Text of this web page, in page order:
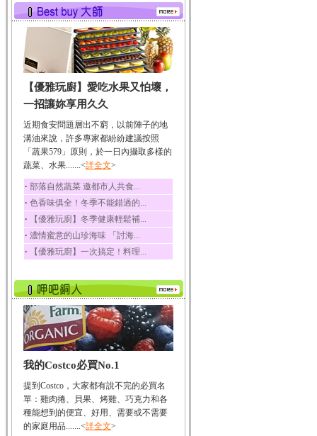
有蛋白質、脂肪、磷...
鮪魚
鮪魚肚肉中的不飽和脂
肪酸內富含EPA和DH...
韭菜
韭菜所含的膳食纖維能
幫助消化與通便；揮...
冬瓜
冬瓜營養價值高，鈉含
量極低是水腫病人的...
豆豉
豆豉裡頭含有營養的蛋
白質、脂肪、鈣、磷...
榛果
榛果裡所含的營養素有
蛋白質、脂肪、醣類...
迷迭香
酸、迷迭香酸、植物...
咖啡
咖啡中的咖啡因會刺激
中樞神經系統，特別...
椰子
椰子含有糖類、脂肪、
荔枝
荔枝性質溫和所含的營
養素有醣類、檸檬酸...
【優雅玩廚】愛吃水果又怕壞，
一招讓妳享用久久
近期食安問題層出不窮，以前陣子的地
溝油來說，許多專家都紛紛建議按照
「蔬果579」原則，於一日內攝取多樣的
蔬菜、水果.......<詳全文>
‧ 部落自然蔬菜 邀都市人共食...
‧ 色香味俱全！冬季不能錯過的...
‧ 【優雅玩廚】冬季健康輕鬆補...
‧ 濃情蜜意的山珍海味 「討海...
‧ 【優雅玩廚】一次搞定！料理...
我的Costco必買No.1
提到Costco，大家都有說不完的必買名
單：雞肉捲、貝果、烤雞、巧克力和各
種能想到的便宜、好用、需要或不需要
的家庭用品.......<詳全文>